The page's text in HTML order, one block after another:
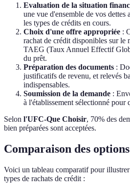
Evaluation de la situation
une vue d'ensemble de vos dettes
les types de crédits en cours.
Choix d'une offre appropriée :
rachat de crédit disponibles sur le
TAEG (Taux Annuel Effectif
du prêt.
Préparation des documents :
justificatifs de revenu, et relevés
indispensables.
Soumission de la demande :
à l'établissement sélectionné pour
Selon l'UFC-Que Choisir, 70% des
bien préparées sont acceptées.
Comparaison des
Voici un tableau comparatif pour
types de rachats de crédit :